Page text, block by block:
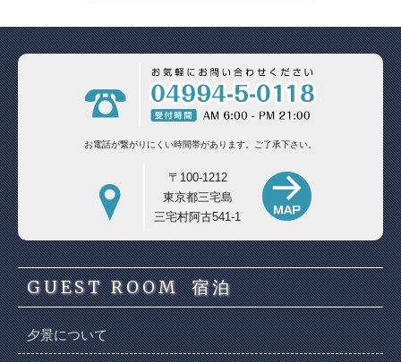
お電話が繋がりにくい時間帯があります。 ご了承下さい。
〒100-1212
東京都三宅島
三宅村阿古541-1
GUEST ROOM 宿泊
夕景について